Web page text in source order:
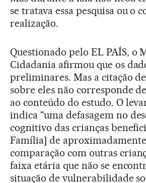
se tratava essa pesquisa ou o
realização.
Questionado pelo EL PAÍS, o
Cidadania afirmou que os
preliminares. Mas a citação
sobre eles não corresponde
ao conteúdo do estudo. O
indica "uma defasagem no
cognitivo das crianças
Família] de aproximadamente
comparação com outras
faixa etária que não se
situação de vulnerabilidade